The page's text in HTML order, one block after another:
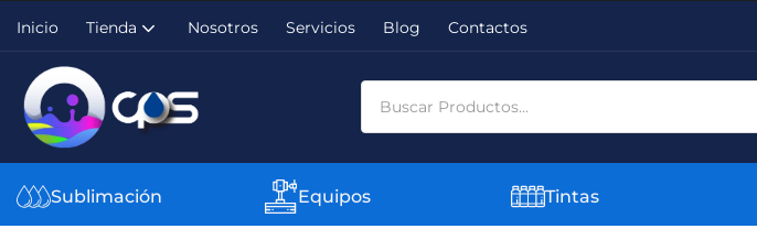
Inicio Tienda Nosotros Servicios Blog Contactos
Sublimación Equipos Tintas